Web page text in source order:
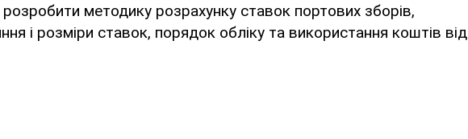
методику розрахунку ставок портових зборів,
і розміри ставок, порядок обліку та використання коштів від